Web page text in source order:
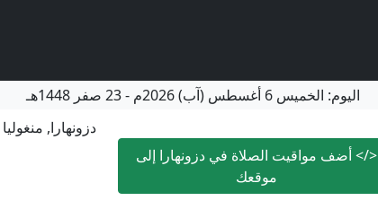
اليوم: الخميس 6 أغسطس (آب) 2026م -23 صفر 1448هـ
</>أضف مواقيت الصلاة في دزونهارا إلى
موقعك
دزونهارا, منغوليا